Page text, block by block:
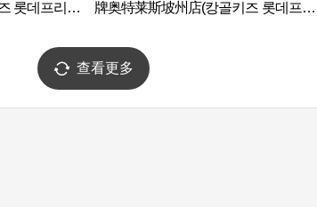
롯데프리미
牌奥特莱斯坡州店(캉골키즈 롯데프리
查看更多